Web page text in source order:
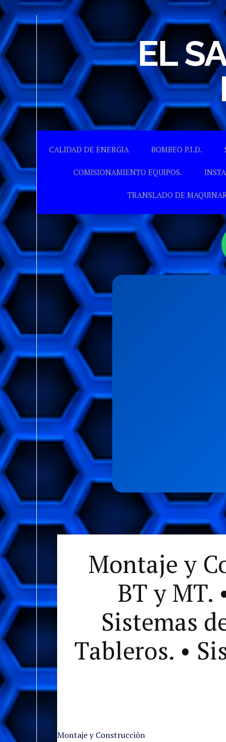
EL
CALIDAD DE ENERGIA BOMBEO P.I.D.
COMISIONAMIENTO EQUIPOS.
TRANSLADO DE
```
Montaje y
BT y MT.
Sistemas
Tableros. •
Montaje y Construcción